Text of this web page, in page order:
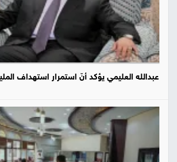
عبدالله العليمي يؤكد أنّ استمرار استهداف